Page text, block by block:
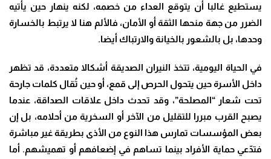
يستطيع غالبا أن يتوقع العداء من خصمه، لكنه ينهار حين يأتيه
الضرر من جهة منحها الثقة أو الأمان، فالألم هنا لا يرتبط بالخسارة
وحدها، بل بالشعور بالخيانة والارتباك أيضا.
في الحياة اليومية، تتخذ النيران الصديقة أشكالا متعددة، قد تظهر
داخل الأسرة حين يتحول الحرص إلى قمع، أو حين تُقال كلمات جارحة
تحت شعار “المصلحة”، وقد تحدث داخل علاقات الصداقة، عندما
يصبح القرب مبررا للتقليل من الآخر أو السخرية من أحلامه، بل إن
بعض المؤسسات تمارس هذا النوع من الأذى بطريقة غير مباشرة
فتدّعي حماية الأفراد بينما تساهم في إضعافهم أو تهميشهم. أما